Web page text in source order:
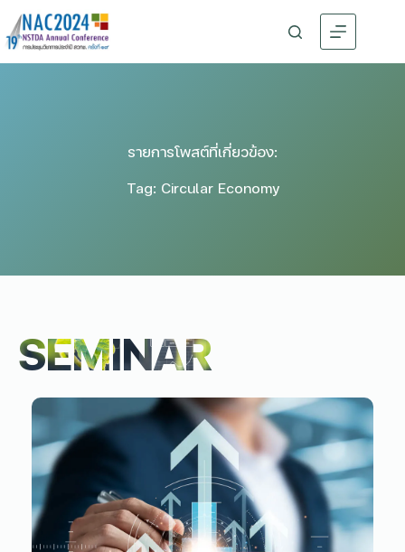
รายการโพสต์ที่เกี่ยวข้อง:
Tag: Circular Economy
SEMINAR